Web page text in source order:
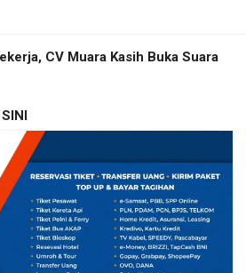
CV Muara Kasih Buka Suara